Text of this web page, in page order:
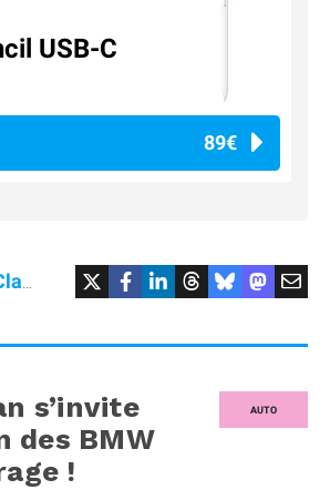
USB-C
89€
#MagicKeyboard
AUTO
s’invite
des BMW
!